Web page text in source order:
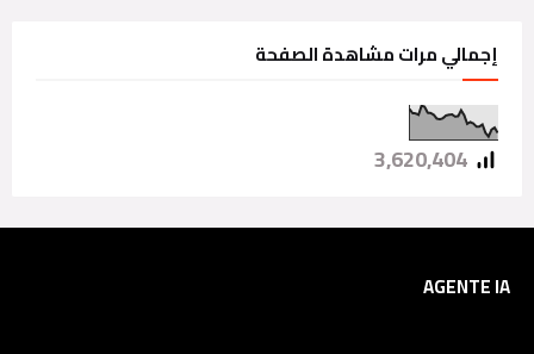
إجمالي مرات مشاهدة الصفحة
3,620,404
AGENTE IA